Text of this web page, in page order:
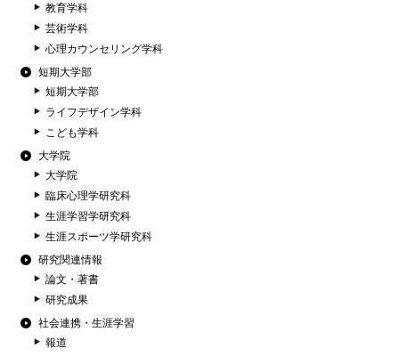
教育学科
芸術学科
心理カウンセリング学科
短期大学部
短期大学部
ライフデザイン学科
こども学科
大学院
大学院
臨床心理学研究科
生涯学習学研究科
生涯スポーツ学研究科
研究関連情報
論文・著書
研究成果
社会連携・生涯学習
報道